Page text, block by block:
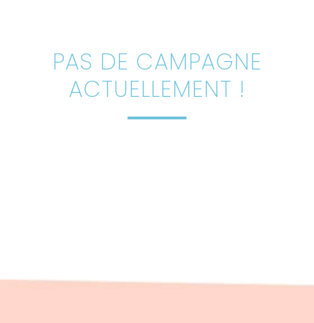
PAS DE CAMPAGNE
ACTUELLEMENT !